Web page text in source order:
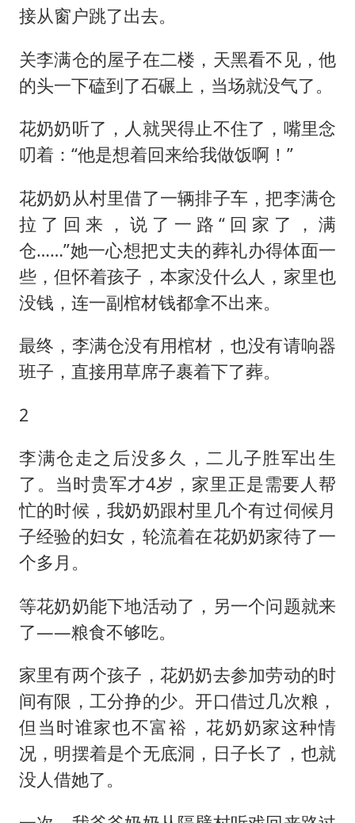
接从窗户跳了出去。
关李满仓的屋子在二楼，天黑看不见，他
的头一下磕到了石碾上，当场就没气了。
花奶奶听了，人就哭得止不住了，嘴里念
叨着：“他是想着回来给我做饭啊！”
花奶奶从村里借了一辆排子车，把李满仓
拉了回来，说了一路“回家了，满
仓……”她一心想把丈夫的葬礼办得体面一
些，但怀着孩子，本家没什么人，家里也
没钱，连一副棺材钱都拿不出来。
最终，李满仓没有用棺材，也没有请响器
班子，直接用草席子裹着下了葬。
2
李满仓走之后没多久，二儿子胜军出生
了。当时贵军才4岁，家里正是需要人帮
忙的时候，我奶奶跟村里几个有过伺候月
子经验的妇女，轮流着在花奶奶家待了一
个多月。
等花奶奶能下地活动了，另一个问题就来
了——粮食不够吃。
家里有两个孩子，花奶奶去参加劳动的时
间有限，工分挣的少。开口借过几次粮，
但当时谁家也不富裕，花奶奶家这种情
况，明摆着是个无底洞，日子长了，也就
没人借她了。